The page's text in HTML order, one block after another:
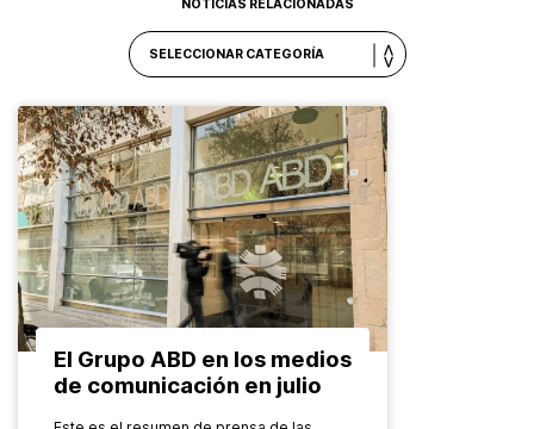
NOTICIAS RELACIONADAS
El Grupo ABD en los medios
de comunicación en julio